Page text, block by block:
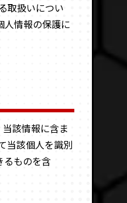
取扱いについ
人情報の保護に
該情報に含ま
当該個人を識別
るものを含